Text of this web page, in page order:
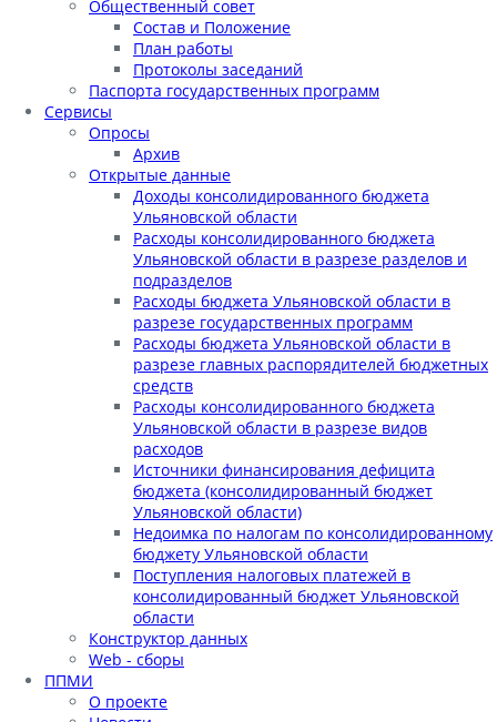
Общественный совет
Состав и Положение
План работы
Протоколы заседаний
Паспорта государственных программ
Сервисы
Опросы
Архив
Открытые данные
Доходы консолидированного бюджета
Ульяновской области
Расходы консолидированного бюджета
Ульяновской области в разрезе разделов и
подразделов
Расходы бюджета Ульяновской области в
разрезе государственных программ
Расходы бюджета Ульяновской области в
разрезе главных распорядителей бюджетных
средств
Расходы консолидированного бюджета
Ульяновской области в разрезе видов
расходов
Источники финансирования дефицита
бюджета (консолидированный бюджет
Ульяновской области)
Недоимка по налогам по консолидированному
бюджету Ульяновской области
Поступления налоговых платежей в
консолидированный бюджет Ульяновской
области
Конструктор данных
Web - сборы
ППМИ
О проекте